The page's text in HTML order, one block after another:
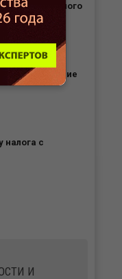
прошлого
необеспечение
налога с
И